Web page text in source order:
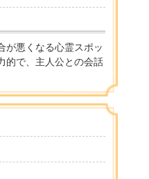
が悪くなる心霊スポッ
的で、主人公との会話